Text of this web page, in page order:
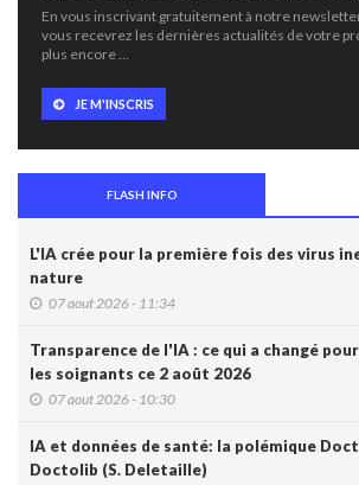
En vous inscrivant gratuitement à notre
vous recevrez les dernières actualités de votre
plus encore …
JE M'INSCRIS
FLASH INFO
L'IA crée pour la première fois des virus
nature
07 aout 2026 - 11:34
Transparence de l'IA : ce qui a changé
les soignants ce 2 août 2026
07 aout 2026 - 10:30
IA et données de santé: la polémique
Doctolib (S. Deletaille)